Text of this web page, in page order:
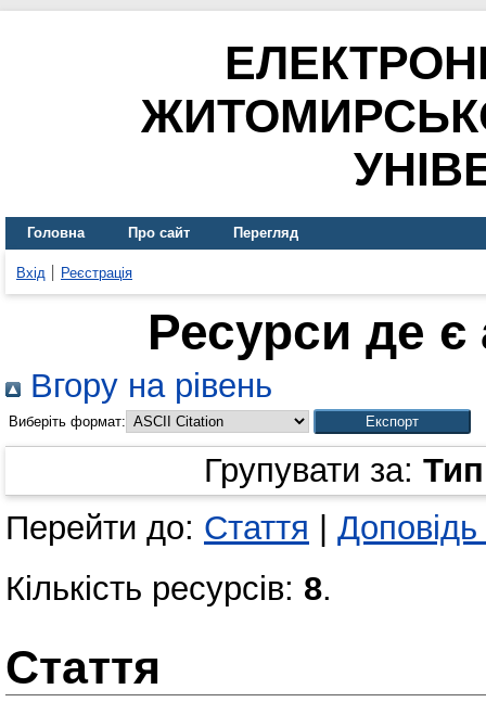
Головна Про сайт Перегляд
Вхід Реєстрація
Ресурси де
Вгору на рівень
Виберіть формат:
Групувати за:
Перейти до: Стаття
Кількість ресурсів: 8.
Стаття